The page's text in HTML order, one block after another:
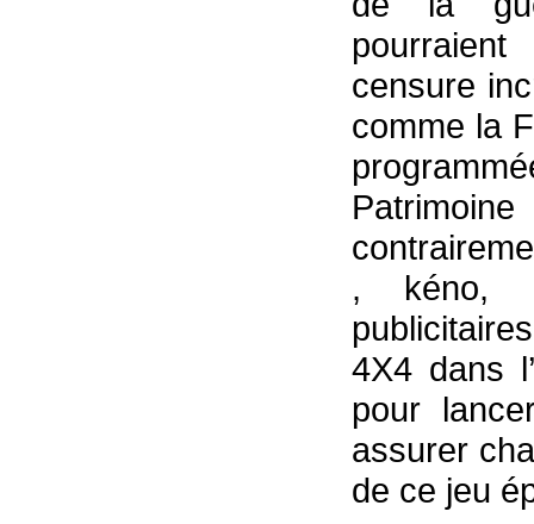
censure
comme la
, kéno,
4X4 dans
pour
assurer
de ce jeu